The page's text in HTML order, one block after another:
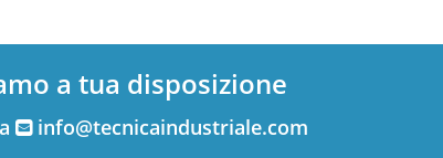
a tua disposizione
info@tecnicaindustriale.com